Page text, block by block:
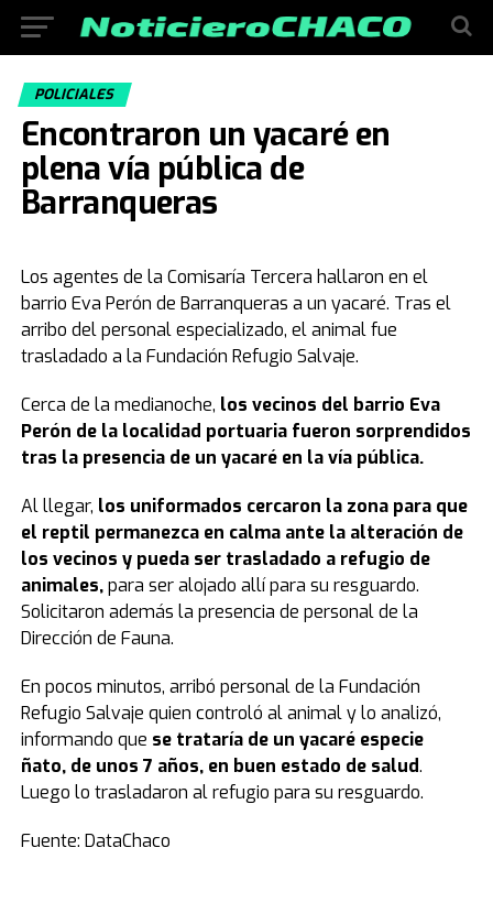
POLICIALES
Encontraron un yacaré en
plena vía pública de
Barranqueras
Los agentes de la Comisaría Tercera hallaron en el
barrio Eva Perón de Barranqueras a un yacaré. Tras el
arribo del personal especializado, el animal fue
trasladado a la Fundación Refugio Salvaje.
Cerca de la medianoche, los vecinos del barrio Eva
Perón de la localidad portuaria fueron sorprendidos
tras la presencia de un yacaré en la vía pública.
Al llegar, los uniformados cercaron la zona para que
el reptil permanezca en calma ante la alteración de
los vecinos y pueda ser trasladado a refugio de
animales,para ser alojado allí para su resguardo.
Solicitaron además la presencia de personal de la
Dirección de Fauna.
En pocos minutos, arribó personal de la Fundación
Refugio Salvaje quien controló al animal y lo analizó,
informando que se trataría de un yacaré especie
ñato, de unos 7 años, en buen estado de salud.
Luego lo trasladaron al refugio para su resguardo.
Fuente: DataChaco